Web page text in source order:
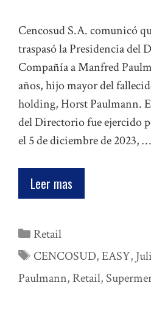
Cencosud S.A. comunicó
traspasó la Presidencia del
Compañía a Manfred
años, hijo mayor del
holding, Horst Paulmann.
del Directorio fue ejercido
el 5 de diciembre de 2023, …
Leer mas
Categorías
Retail
Etiquetas
CENCOSUD,EASY,
Paulmann, Retail,